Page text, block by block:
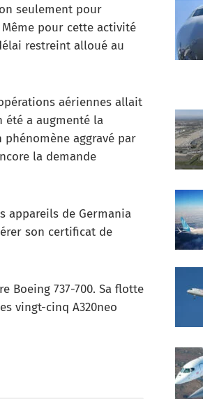
seulement pour
pour cette activité
restreint alloué au
aériennes allait
été a augmenté la
aggravé par
la demande
appareils de Germania
son certificat de
Boeing 737-700. Sa flotte
vingt-cinq A320neo